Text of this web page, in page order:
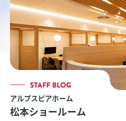
アルプスピアホーム
松本ショールーム